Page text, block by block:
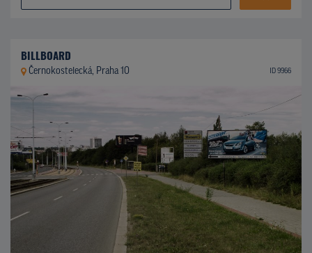
BILLBOARD
Černokostelecká, Praha 10 ID 9966